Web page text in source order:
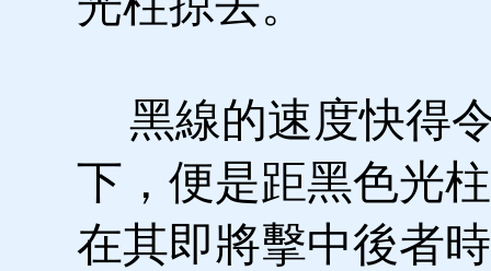
黑線的速度快得
下，便是距黑色光
在其即將擊中後者